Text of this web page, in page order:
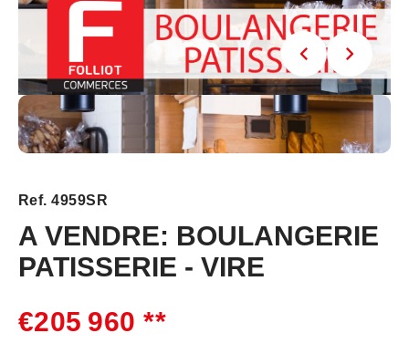
Ref. 4959SR
A VENDRE: BOULANGERIE
PATISSERIE - VIRE
€205 960 **